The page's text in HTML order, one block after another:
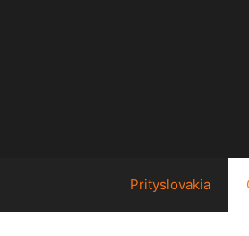
Prityslovakia